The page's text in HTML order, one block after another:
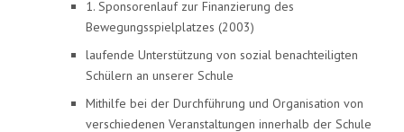
1. Sponsorenlauf zur Finanzierung des
Bewegungsspielplatzes (2003)
laufende Unterstützung von sozial benachteiligten
Schülern an unserer Schule
Mithilfe bei der Durchführung und Organisation von
verschiedenen Veranstaltungen innerhalb der Schule